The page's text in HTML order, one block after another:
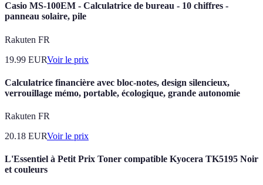
Casio MS-100EM - Calculatrice de bureau - 10 chiffres -
panneau solaire, pile
Rakuten FR
19.99 EURVoir le prix
Calculatrice financière avec bloc-notes, design silencieux,
verrouillage mémo, portable, écologique, grande autonomie
Rakuten FR
20.18 EURVoir le prix
L'Essentiel à Petit Prix Toner compatible Kyocera TK5195 Noir
et couleurs